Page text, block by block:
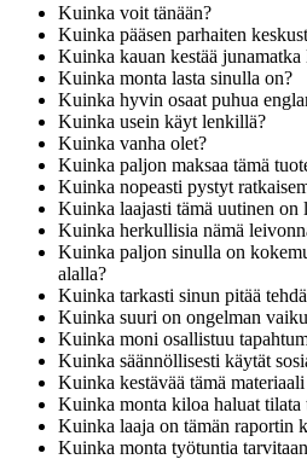
Kuinka voit tänään?
Kuinka pääsen parhaiten
Kuinka kauan kestää
Kuinka monta lasta sinulla on?
Kuinka hyvin osaat puhua
Kuinka usein käyt lenkillä?
Kuinka vanha olet?
Kuinka paljon maksaa tämä
Kuinka nopeasti pystyt
Kuinka laajasti tämä uutinen on
Kuinka herkullisia nämä
Kuinka paljon sinulla on
alalla?
Kuinka tarkasti sinun pitää
Kuinka suuri on ongelman
Kuinka moni osallistuu
Kuinka säännöllisesti käytät
Kuinka kestävää tämä
Kuinka monta kiloa haluat tilata
Kuinka laaja on tämän raportin
Kuinka monta työtuntia